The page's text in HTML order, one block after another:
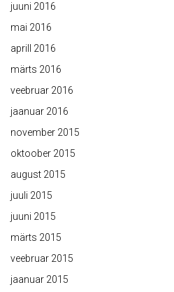
juuni 2016
mai 2016
aprill 2016
märts 2016
veebruar 2016
jaanuar 2016
november 2015
oktoober 2015
august 2015
juuli 2015
juuni 2015
märts 2015
veebruar 2015
jaanuar 2015